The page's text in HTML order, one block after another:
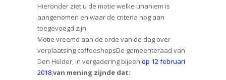
Hieronder ziet u de motie welke unaniem is
aangenomen en waar de criteria nog aan
toegevoegd zijn
Motie vreemd aan de orde van de dag over
verplaatsing coffeeshopsDe gemeenteraad van
Den Helder, in vergadering bijeen op 12 februari
2018,van mening zijnde dat: